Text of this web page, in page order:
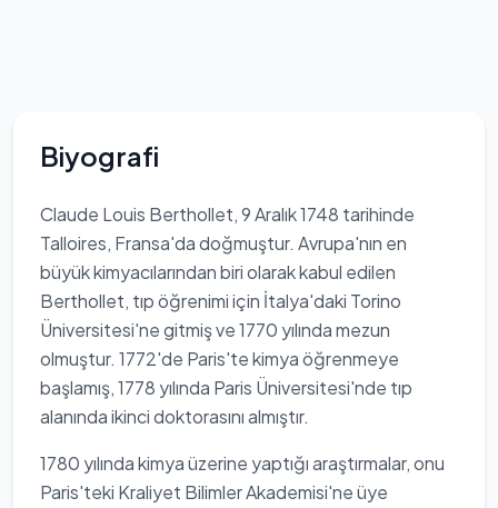
Biyografi
Claude Louis Berthollet, 9 Aralık 1748 tarihinde
Talloires, Fransa'da doğmuştur. Avrupa'nın en
büyük kimyacılarından biri olarak kabul edilen
Berthollet, tıp öğrenimi için İtalya'daki Torino
Üniversitesi'ne gitmiş ve 1770 yılında mezun
olmuştur. 1772'de Paris'te kimya öğrenmeye
başlamış, 1778 yılında Paris Üniversitesi'nde tıp
alanında ikinci doktorasını almıştır.
1780 yılında kimya üzerine yaptığı araştırmalar, onu
Paris'teki Kraliyet Bilimler Akademisi'ne üye